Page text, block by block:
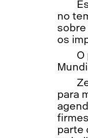
no
os
para
parte